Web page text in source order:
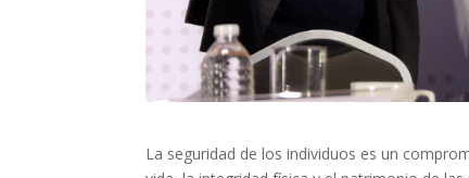
La seguridad de los individuos es un